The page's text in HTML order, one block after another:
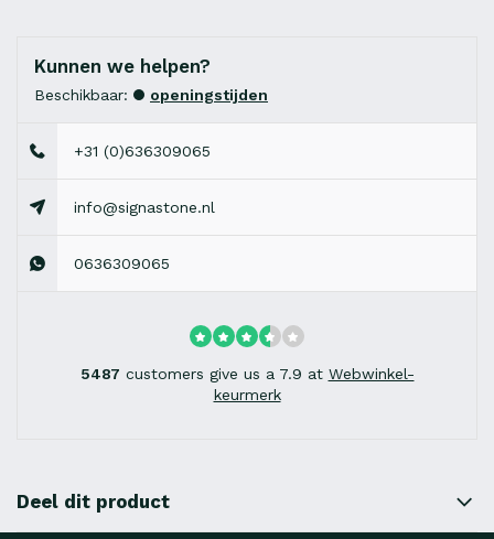
Kunnen we helpen?
Beschikbaar: openingstijden
+31 (0)636309065
info@signastone.nl
0636309065
5487 customers give us a 7.9 at Webwinkel-
keurmerk
Deel dit product